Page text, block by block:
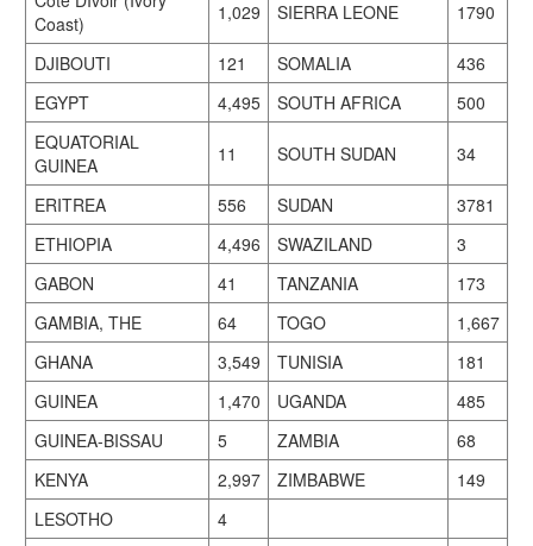
Coast)
1,029 SIERRA LEONE 1790
DJIBOUTI 121 SOMALIA
436
EGYPT
4,495 SOUTH AFRICA
500
EQUATORIAL
GUINEA
11 SOUTH SUDAN 34
ERITREA 556 SUDAN
3781
ETHIOPIA
4,496 SWAZILAND
3
GABON
41 TANZANIA
173
GAMBIA, THE
64 TOGO
1,667
GHANA
3,549 TUNISIA
181
GUINEA
1,470 UGANDA
485
GUINEA-BISSAU
5 ZAMBIA
68
KENYA
2,997 ZIMBABWE
149
LESOTHO
4